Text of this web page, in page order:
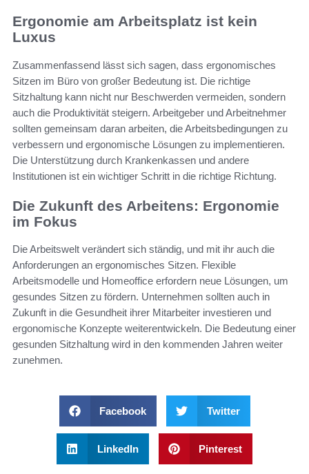
Ergonomie am Arbeitsplatz ist kein
Luxus
Zusammenfassend lässt sich sagen, dass ergonomisches
Sitzen im Büro von großer Bedeutung ist. Die richtige
Sitzhaltung kann nicht nur Beschwerden vermeiden, sondern
auch die Produktivität steigern. Arbeitgeber und Arbeitnehmer
sollten gemeinsam daran arbeiten, die Arbeitsbedingungen zu
verbessern und ergonomische Lösungen zu implementieren.
Die Unterstützung durch Krankenkassen und andere
Institutionen ist ein wichtiger Schritt in die richtige Richtung.
Die Zukunft des Arbeitens: Ergonomie
im Fokus
Die Arbeitswelt verändert sich ständig, und mit ihr auch die
Anforderungen an ergonomisches Sitzen. Flexible
Arbeitsmodelle und Homeoffice erfordern neue Lösungen, um
gesundes Sitzen zu fördern. Unternehmen sollten auch in
Zukunft in die Gesundheit ihrer Mitarbeiter investieren und
ergonomische Konzepte weiterentwickeln. Die Bedeutung einer
gesunden Sitzhaltung wird in den kommenden Jahren weiter
zunehmen.
Facebook Twitter
LinkedIn Pinterest